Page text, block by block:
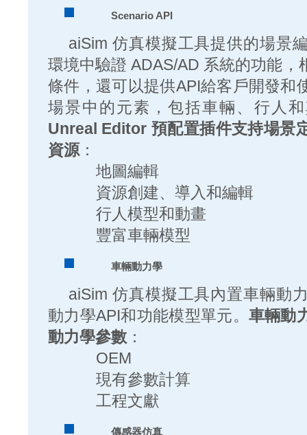
Scenario API
aiSim 仿真模擬工具提供的場景
環境中驗證 ADAS/AD 系統的功能，
條件，還可以提供API給客戶開發和
場景中的元素，包括車輛、行人
Unreal Editor 預配置插件支持場景
資源：
地圖編輯
資源創建、導入和編輯
行人模型和動畫
豐富車輛模型
車輛動力學
aiSim 仿真模擬工具內置車輛動
動力學API和功能模型單元。 車輛動
動力學參數：
OEM
現有參數計算
工程文獻
傳感器仿真